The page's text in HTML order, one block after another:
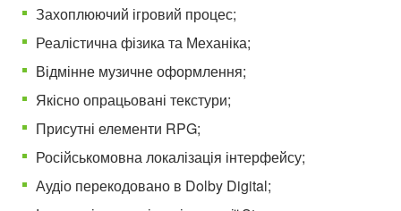
Захоплюючий ігровий процес;
Реалістична фізика та Механіка;
Відмінне музичне оформлення;
Якісно опрацьовані текстури;
Присутні елементи RPG;
Російськомовна локалізація інтерфейсу;
Аудіо перекодовано в Dolby Digital;